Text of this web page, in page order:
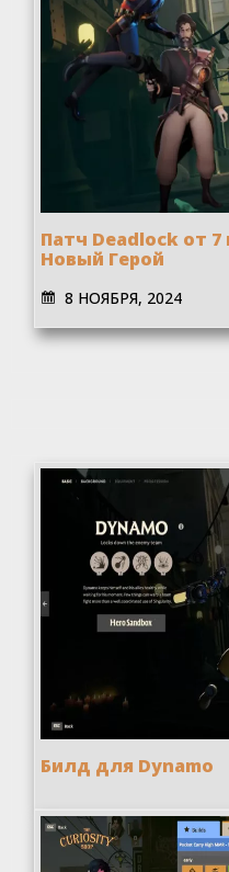
Патч Deadlock от 7
Новый Герой
8 НОЯБРЯ, 2024
Билд для Dynamo